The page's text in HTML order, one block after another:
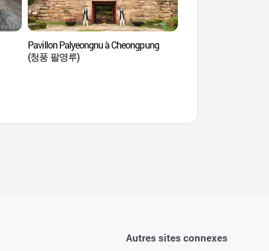
Pavillon Palyeongnu à Cheongpung
(청풍 팔영루)
Autres sites connexes